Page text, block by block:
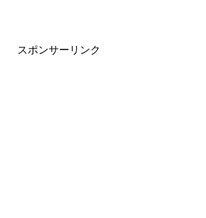
スポンサーリンク